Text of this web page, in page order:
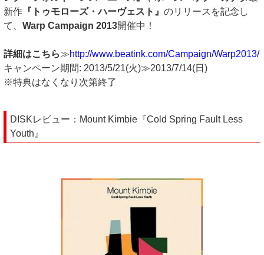
新作 『トゥモローズ・ハーヴェスト』 のリリースを記念し
て、 Warp Campaign 2013開催中！
詳細はこちら≫http://www.beatink.com/Campaign/Warp2013/
キャンペーン期間: 2013/5/21(火)≫2013/7/14(日)
※特典はなくなり次第終了
DISKレビュー：Mount Kimbie『Cold Spring Fault Less
Youth』